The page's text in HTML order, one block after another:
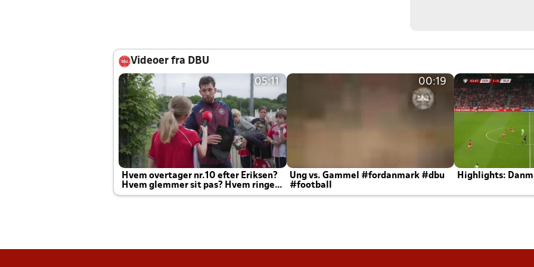
Videoer fra DBU
05:11
Hvem overtager nr.10 efter Eriksen?
Hvem glemmer sit pas? Hvem ringer
Joachim altid til efter kampe?
00:19
Ung vs. Gammel #fordanmark #dbu
#football
Highlights: